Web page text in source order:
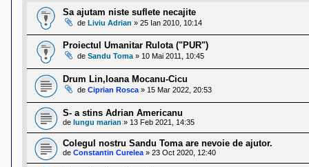
Sa ajutam niste suflete necajite
de Liviu Adrian » 25 Ian 2010, 10:14
Proiectul Umanitar Rulota ("PUR")
de Sandu Toma » 10 Mai 2011, 10:45
Drum Lin,Ioana Mocanu-Cicu
de Ciprian Rosca » 15 Mar 2022, 20:53
S- a stins Adrian Americanu
de lungu marian » 13 Feb 2021, 14:35
Colegul nostru Sandu Toma are nevoie de ajutor.
de Constantin Curelea » 23 Oct 2020, 12:40